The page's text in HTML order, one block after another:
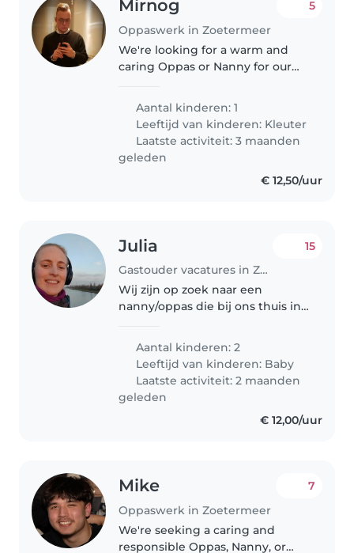
Mirnog
Oppaswerk in Zoetermeer
5
We're looking for a warm and
caring Oppas or Nanny for our
energy! We'd love someone
comfortable with pets and..
Aantal kinderen: 1
Leeftijd van kinderen: Kleuter
Laatste activiteit: 3 maanden
geleden
€ 12,50/uur
Julia
Gastouder vacatures in Zoetermeer
15
Wij zijn op zoek naar een
nanny/oppas die bij ons thuis in
komen voor 2 kindjes
(December 2023 en Juni 2025)
en een leuke poes regelmatig
Aantal kinderen: 2
Leeftijd van kinderen: Baby
Laatste activiteit: 2 maanden
geleden
€ 12,00/uur
Mike
Oppaswerk in Zoetermeer
7
We're seeking a caring and
responsible Oppas, Nanny, or